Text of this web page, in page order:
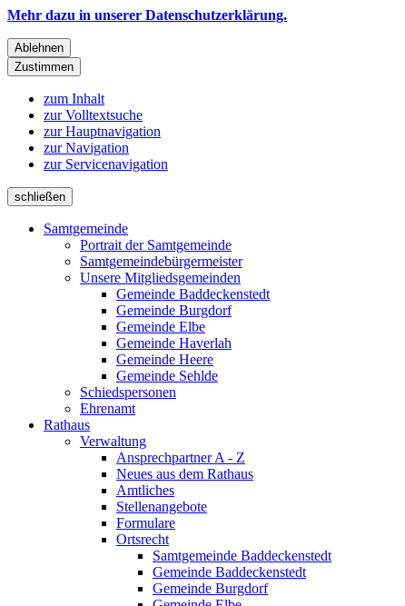
Mehr dazu in unserer Datenschutzerklärung.
Ablehnen
Zustimmen
zum Inhalt
zur Volltextsuche
zur Hauptnavigation
zur Navigation
zur Servicenavigation
schließen
Samtgemeinde
Portrait der Samtgemeinde
Samtgemeindebürgermeister
Unsere Mitgliedsgemeinden
Gemeinde Baddeckenstedt
Gemeinde Burgdorf
Gemeinde Elbe
Gemeinde Haverlah
Gemeinde Heere
Gemeinde Sehlde
Schiedspersonen
Ehrenamt
Rathaus
Verwaltung
Ansprechpartner A - Z
Neues aus dem Rathaus
Amtliches
Stellenangebote
Formulare
Ortsrecht
Samtgemeinde Baddeckenstedt
Gemeinde Baddeckenstedt
Gemeinde Burgdorf